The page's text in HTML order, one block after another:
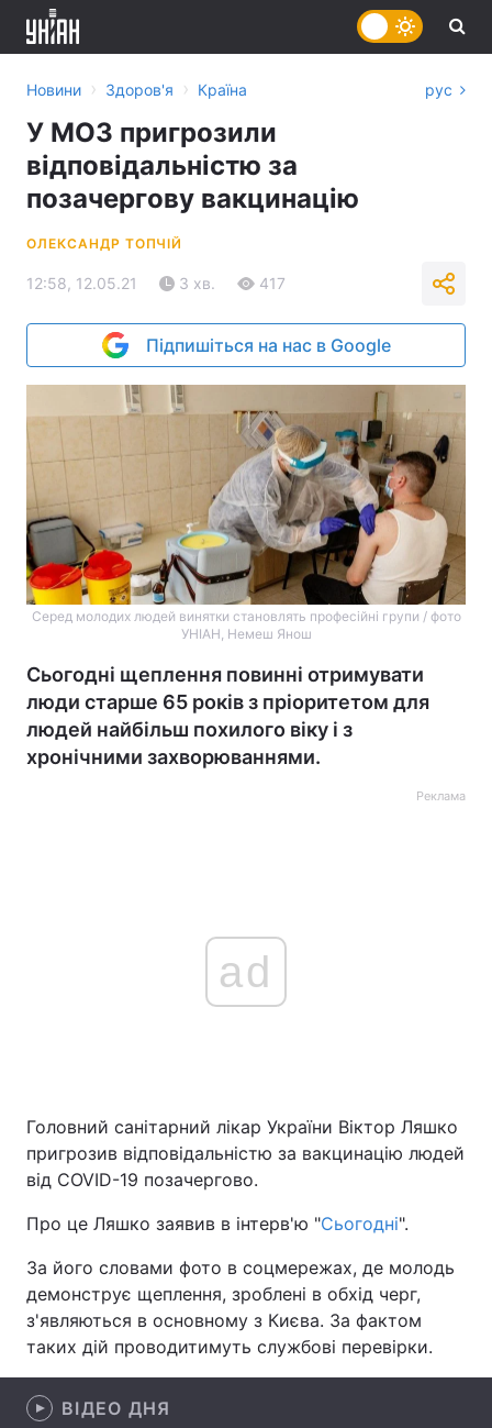
Україна Політика
Економіка
Спорт Наука
Техно і зв'язок Лайт
Зброя Інциденти
Цікавинки
Новини › Здоров'я › Країна рус
У МОЗ пригрозили
відповідальністю за
позачергову вакцинацію
ОЛЕКСАНДР ТОПЧІЙ
12:58, 12.05.21 3 хв. 417
Підпишіться на нас в Google
Серед молодих людей винятки становлять професійні групи / фото
УНІАН, Немеш Янош
Сьогодні щеплення повинні отримувати
люди старше 65 років з пріоритетом для
людей найбільш похилого віку і з
хронічними захворюваннями.
Реклама
ad
Головний санітарний лікар України Віктор Ляшко
пригрозив відповідальністю за вакцинацію людей
від COVID-19 позачергово.
Про це Ляшко заявив в інтерв'ю "Сьогодні".
За його словами фото в соцмережах, де молодь
демонструє щеплення, зроблені в обхід черг,
з'являються в основному з Києва. За фактом
таких дій проводитимуть службові перевірки.
ВІДЕО ДНЯ